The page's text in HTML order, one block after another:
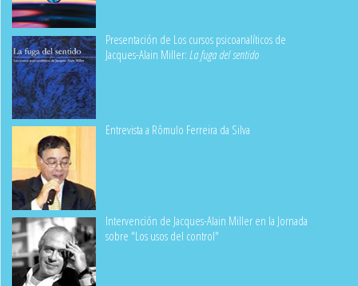
Presentación de Los cursos psicoanalíticos de
Jacques-Alain Miller:La fuga del sentido
Entrevista a Rômulo Ferreira da Silva
Intervención de Jacques-Alain Miller en la Jornada
sobre "Los usos del control"